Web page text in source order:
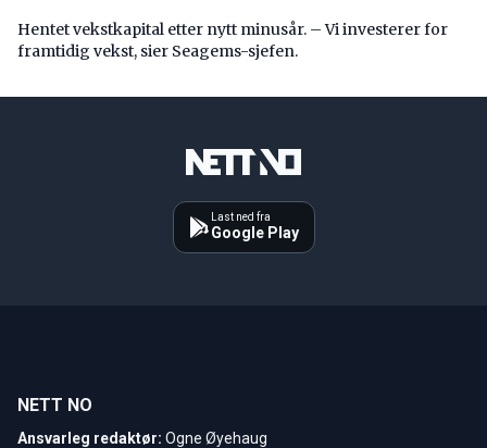
Hentet vekstkapital etter nytt minusår. – Vi investerer for
framtidig vekst, sier Seagems-sjefen.
Last ned fra
Google Play
NETT NO
Ansvarleg redaktør: Ogne Øyehaug